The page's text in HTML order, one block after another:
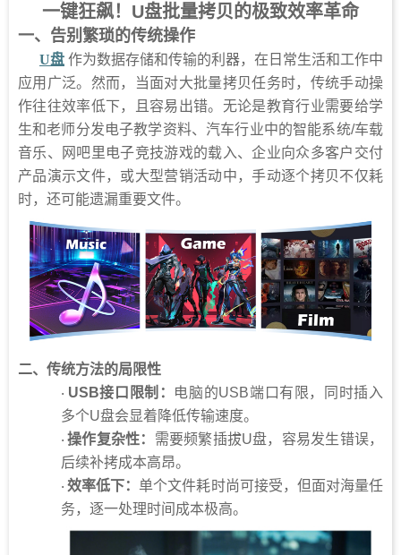
一键狂飙！U盘批量拷贝的极致效率革命
一、 告别繁琐的传统操作
U盘 作为数据存储和传输的利器，在日常生活和工作中
应用广泛。然而，当面对大批量拷贝任务时，传统手动操
作往往效率低下，且容易出错。无论是教育行业需要给学
生和老师分发电子教学资料、汽车行业中的智能系统/车载
音乐、网吧里电子竞技游戏的载入、企业向众多客户交付
产品演示文件，或大型营销活动中，手动逐个拷贝不仅耗
时，还可能遗漏重要文件。
二、 传统方法的局限性
· USB接口限制： 电脑的USB端口有限，同时插入
多个U盘会显着降低传输速度。
·操作复杂性： 需要频繁插拔U盘，容易发生错误，
后续补拷成本高昂。
·效率低下： 单个文件耗时尚可接受，但面对海量任
务，逐一处理时间成本极高。